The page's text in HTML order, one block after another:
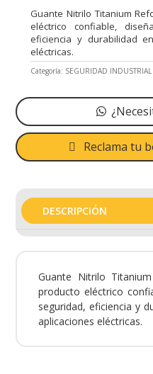
Guante Nitrilo Titanium
eléctrico confiable,
eficiencia y durabilidad
eléctricas.
Categoría: SEGURIDAD INDUSTRIAL
Reclama tu
DESCRIPCIÓN
Guante Nitrilo
producto eléctrico
seguridad, eficiencia y
aplicaciones eléctricas.